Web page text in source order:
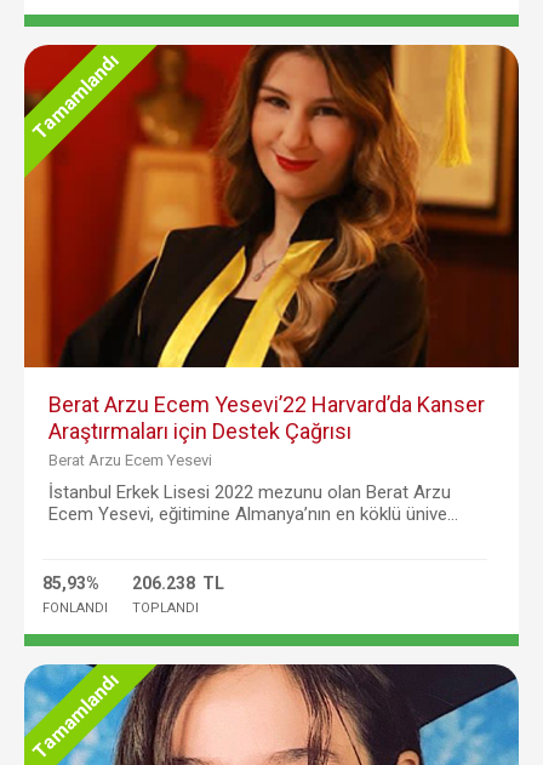
Tamamlandı
Berat Arzu Ecem Yesevi’22 Harvard’da Kanser
Araştırmaları için Destek Çağrısı
Berat Arzu Ecem Yesevi
İstanbul Erkek Lisesi 2022 mezunu olan Berat Arzu
Ecem Yesevi, eğitimine Almanya’nın en köklü ünive...
85,93%
FONLANDI
206.238 TL
TOPLANDI
Tamamlandı